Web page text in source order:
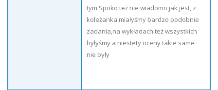
tym Spoko też nie wiadomo jak jest, z
koleżanka miałyśmy bardzo podobnie
zadania,na wykładach też wszystkich
byłyśmy a niestety oceny takie same
nie były